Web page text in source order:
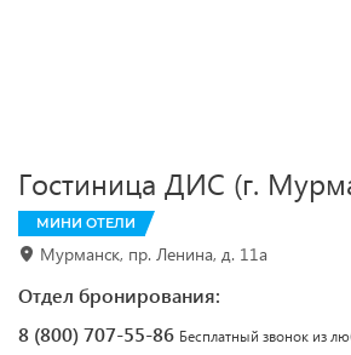
Гостиница ДИС (г.
МИНИ ОТЕЛИ
Мурманск, пр. Ленина, д. 11а
Отдел бронирования:
8 (800) 707-55-86 Бесплатный звонок из